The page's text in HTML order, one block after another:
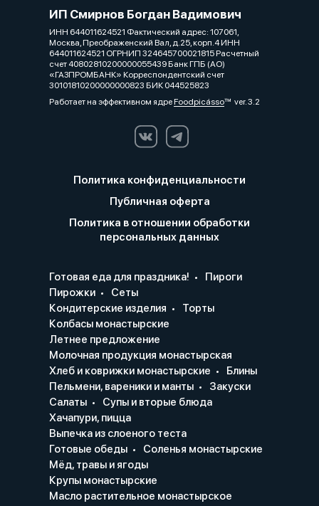
ИП Смирнов Богдан Вадимович
ИНН 644011624521 Фактический адрес: 107061,
Москва, Преображенский Вал, д.25, корп.4 ИНН
644011624521 ОГРНИП 324645700021815 Расчетный
счет 40802810200000055439 Банк ГПБ (АО)
«ГАЗПРОМБАНК» Корреспондентский счет
30101810200000000823 БИК 044525823
Работает на эффективном ядреFoodpicássover. 3.2
Политика конфиденциальности
Публичная оферта
Политика в отношении обработки
персональных данных
Готовая еда для праздника!
Пироги
Пирожки
Сеты
Кондитерские изделия
Торты
Колбасы монастырские
Летнее предложение
Молочная продукция монастырская
Хлеб и коврижки монастырские
Блины
Пельмени, вареники и манты
Закуски
Салаты
Супы и вторые блюда
Хачапури, пицца
Выпечка из слоеного теста
Готовые обеды
Соленья монастырские
Мёд, травы и ягоды
Крупы монастырские
Масло растительное монастырское